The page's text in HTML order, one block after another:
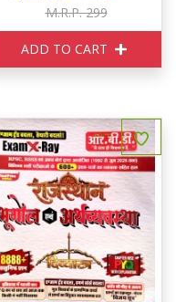
M.R.P. 299
ADD TO CART